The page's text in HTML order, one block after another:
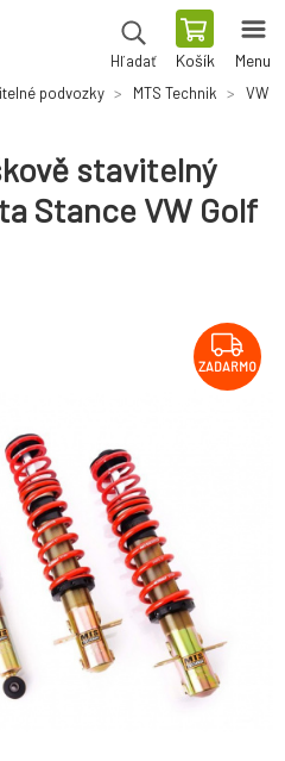
Hľadať Košík Menu
podvozky MTS Technik
VW
stavitelný
Stance VW Golf
ZADARMO